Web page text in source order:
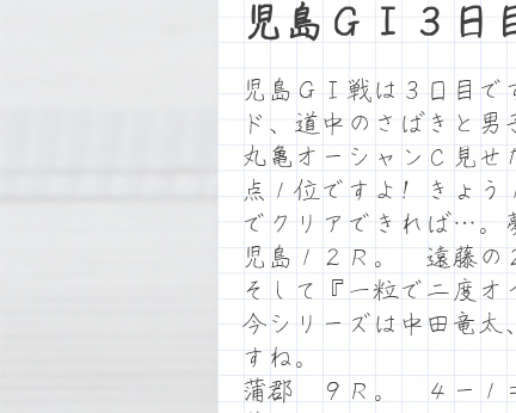
児島ＧⅠ３日
児島ＧⅠ戦は３日目で
ド、道中のさばきと男
丸亀オーシャンＣ見せ
点１位ですよ! きょう
でクリアできれば…。
児島１２Ｒ。 遠藤の
そして『一粒で二度
今シリーズは中田竜太
すね。
蒲郡 ９Ｒ。 ４ー１